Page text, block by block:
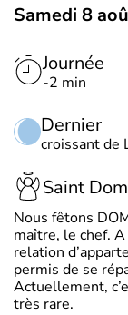
Samedi 8
Journée
-2 min
Dernier
croissant de
Saint
Nous fêtons
maître, le chef.
relation
permis de se
Actuellement,
très rare.